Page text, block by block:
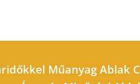
Műanyag Ablak